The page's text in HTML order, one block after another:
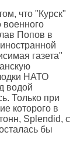
что "Курск"
военного
Попов в
газета"
НАТО
водой
Только при
которого в
Splendid, с
бы